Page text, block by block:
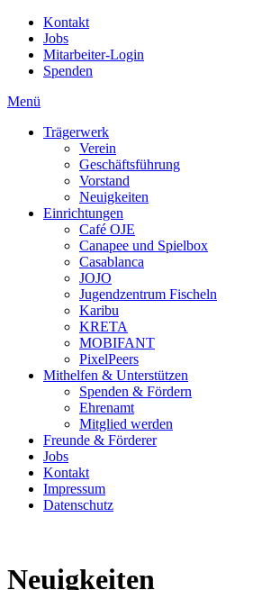
Kontakt
Jobs
Mitarbeiter-Login
Spenden
Menü
Trägerwerk
Verein
Geschäftsführung
Vorstand
Neuigkeiten
Einrichtungen
Café OJE
Canapee und Spielbox
Casablanca
JOJO
Jugendzentrum Fischeln
Karibu
KRETA
MOBIFANT
PixelPeers
Mithelfen & Unterstützen
Spenden & Fördern
Ehrenamt
Mitglied werden
Freunde & Förderer
Jobs
Kontakt
Impressum
Datenschutz
Neuigkeiten